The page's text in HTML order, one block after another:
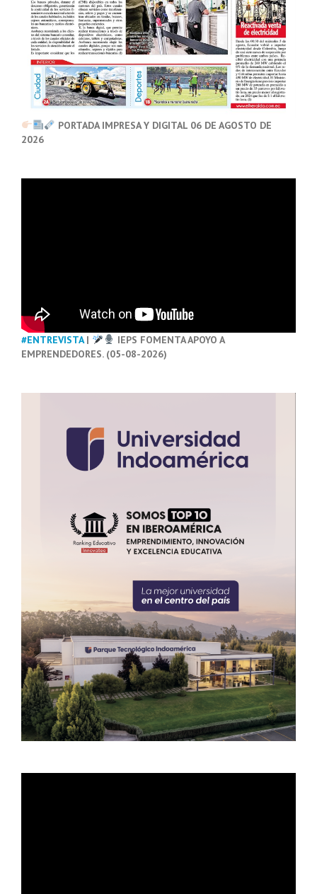
PORTADA IMPRESA Y DIGITAL 06 DE AGOSTO DE
2026
#ENTREVISTA|
IEPS FOMENTA APOYO A
EMPRENDEDORES. (05-08-2026)